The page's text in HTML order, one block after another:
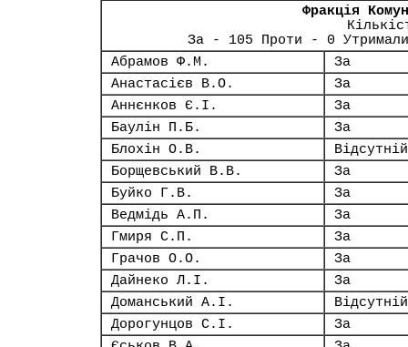
Фракція
За - 105 Проти - 0
Абрамов Ф.М.
За
Анастасієв В.О.
За
Аннєнков Є.І.
За
Баулін П.Б.
За
Блохін О.В.
Відсутній
Борщевський В.В.
За
Буйко Г.В.
За
Ведмідь А.П.
За
Гмиря С.П.
За
Грачов О.О.
За
Дайнеко Л.І.
За
Доманський А.І.
Відсутній
Дорогунцов С.І.
За